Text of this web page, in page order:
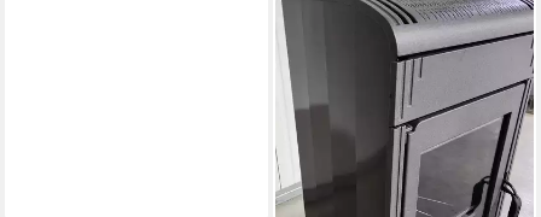
Kaminofen Gusskaminofen
Vesta braun
9,00 kW
Nennwärmeleistung
80,40 %
Wirkungsgrad
Produktdatenblatt
1.099,00 €
lieferbar - in 5-6 Werktagen bei dir